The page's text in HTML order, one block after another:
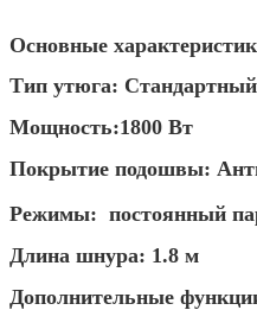
Основные
Тип утюга: Стандартный
Мощность:1800 Вт
Покрытие подошвы:
Режимы: постоянный
Длина шнура: 1.8 м
Дополнительные